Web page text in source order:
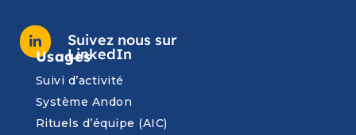
 Suivez nous sur
LinkedIn
Usages
Suivi d’activité
Système Andon
Rituels d’équipe (AIC)